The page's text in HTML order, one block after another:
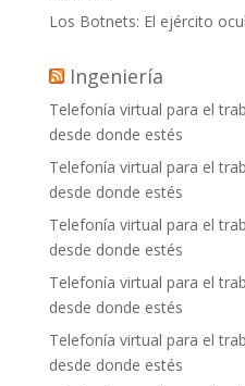
Los Botnets: El ejército
Ingeniería
Telefonía virtual para el
desde donde estés
Telefonía virtual para el
desde donde estés
Telefonía virtual para el
desde donde estés
Telefonía virtual para el
desde donde estés
Telefonía virtual para el
desde donde estés